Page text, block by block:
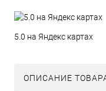
5.0 на Яндекс картах
ОПИСАНИЕ